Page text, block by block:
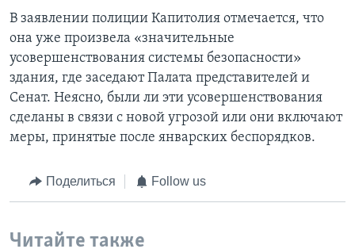
В заявлении полиции Капитолия отмечается, что
она уже произвела «значительные
усовершенствования системы безопасности»
здания, где заседают Палата представителей и
Сенат. Неясно, были ли эти усовершенствования
сделаны в связи с новой угрозой или они включают
меры, принятые после январских беспорядков.
Поделиться Follow us
Читайте также